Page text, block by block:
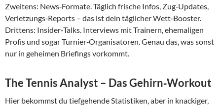
Zweitens: News‑Formate. Täglich frische Infos, Zug‑Updates,
Verletzungs‑Reports – das ist dein täglicher Wett‑Booster.
Drittens: Insider‑Talks. Interviews mit Trainern, ehemaligen
Profis und sogar Turnier‑Organisatoren. Genau das, was sonst
nur in geheimen Briefings vorkommt.
The Tennis Analyst – Das Gehirn‑Workout
Hier bekommst du tiefgehende Statistiken, aber in knackiger,